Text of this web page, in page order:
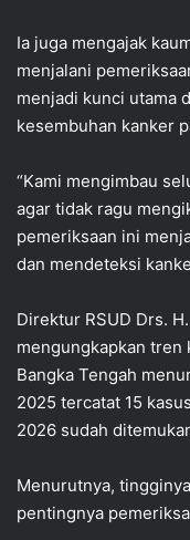
Ia juga mengajak
menjalani
menjadi kunci utama
kesembuhan kanker
“Kami mengimbau
agar tidak ragu
pemeriksaan ini
dan mendeteksi
Direktur RSUD Drs.
mengungkapkan tren
Bangka Tengah
2025 tercatat 15
2026 sudah
Menurutnya,
pentingnya